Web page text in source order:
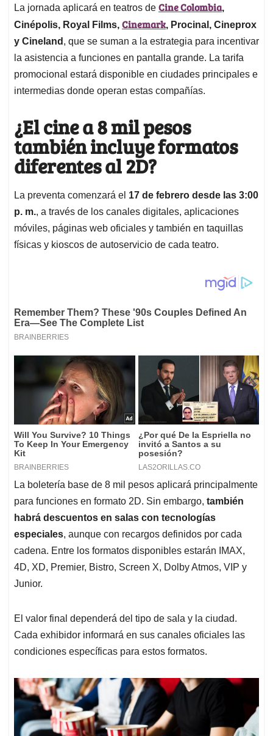
La jornada aplicará en teatros de Cine Colombia,
Cinépolis, Royal Films, Cinemark, Procinal, Cineprox
y Cineland , que se suman a la estrategia para incentivar
la asistencia a funciones en pantalla grande. La tarifa
promocional estará disponible en ciudades principales e
intermedias donde operan estas compañías.
¿El cine a 8 mil pesos
también incluye formatos
diferentes al 2D?
La preventa comenzará el 17 de febrero desde las 3:00
p. m., a través de los canales digitales, aplicaciones
móviles, páginas web oficiales y también en taquillas
físicas y kioscos de autoservicio de cada teatro.
La boletería base de 8 mil pesos aplicará principalmente
para funciones en formato 2D. Sin embargo, también
habrá descuentos en salas con tecnologías
especiales, aunque con recargos definidos por cada
cadena. Entre los formatos disponibles estarán IMAX,
4D, XD, Premier, Bistro, Screen X, Dolby Atmos, VIP y
Junior.
El valor final dependerá del tipo de sala y la ciudad.
Cada exhibidor informará en sus canales oficiales las
condiciones específicas para estos formatos.